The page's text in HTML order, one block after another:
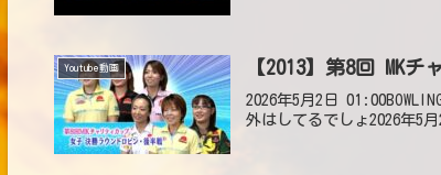
Youtube動画 【2013】第8回 MK
2026年5月2日
外はしてるでしょ2026年5